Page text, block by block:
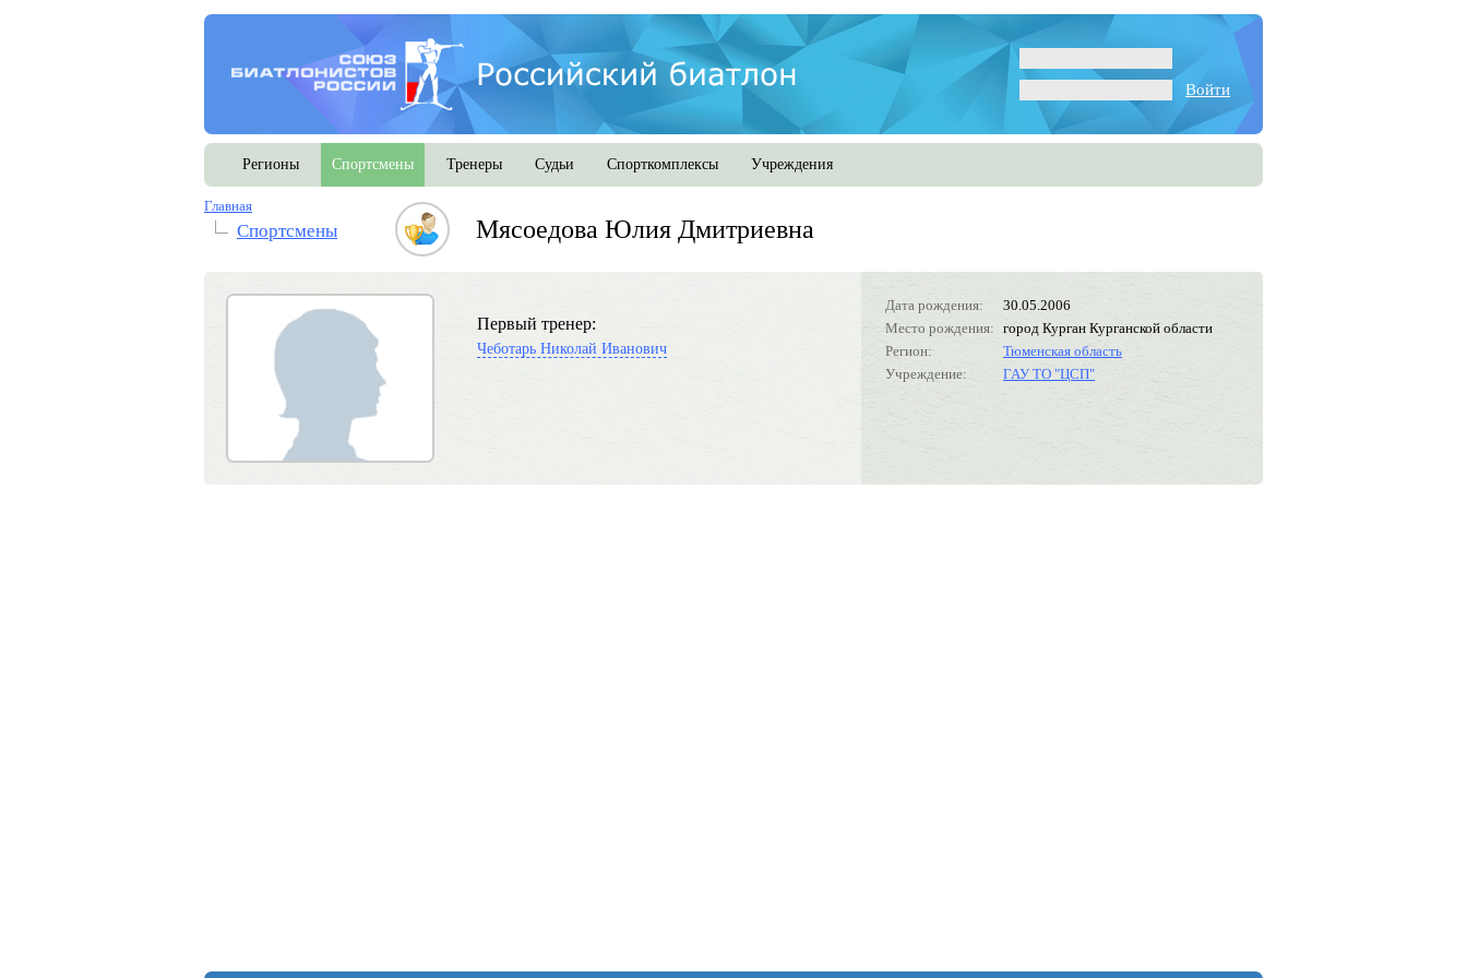
Войти
Регионы Спортсмены Тренеры Судьи Спорткомплексы Учреждения
Главная
Спортсмены Мясоедова Юлия Дмитриевна
Дата рождения:
30.05.2006
Место рождения: город Курган Курганской области
Регион:
Тюменская область
Учреждение:
ГАУ ТО "ЦСП"
Первый тренер:
Чеботарь Николай Иванович